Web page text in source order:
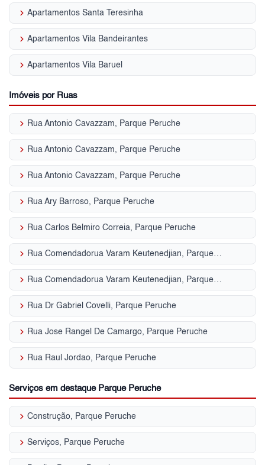
keyboard_arrow_right Apartamentos Santa Teresinha
keyboard_arrow_right Apartamentos Vila Bandeirantes
keyboard_arrow_right Apartamentos Vila Baruel
Imóveis por Ruas
keyboard_arrow_right Rua Antonio Cavazzam, Parque Peruche
keyboard_arrow_right Rua Antonio Cavazzam, Parque Peruche
keyboard_arrow_right Rua Antonio Cavazzam, Parque Peruche
keyboard_arrow_right Rua Ary Barroso, Parque Peruche
keyboard_arrow_right Rua Carlos Belmiro Correia, Parque Peruche
keyboard_arrow_right Rua Comendadorua Varam Keutenedjian, Parque Peruche
keyboard_arrow_right Rua Comendadorua Varam Keutenedjian, Parque Peruche
keyboard_arrow_right Rua Dr Gabriel Covelli, Parque Peruche
keyboard_arrow_right Rua Jose Rangel De Camargo, Parque Peruche
keyboard_arrow_right Rua Raul Jordao, Parque Peruche
Serviços em destaque Parque Peruche
keyboard_arrow_right Construção, Parque Peruche
keyboard_arrow_right Serviços, Parque Peruche